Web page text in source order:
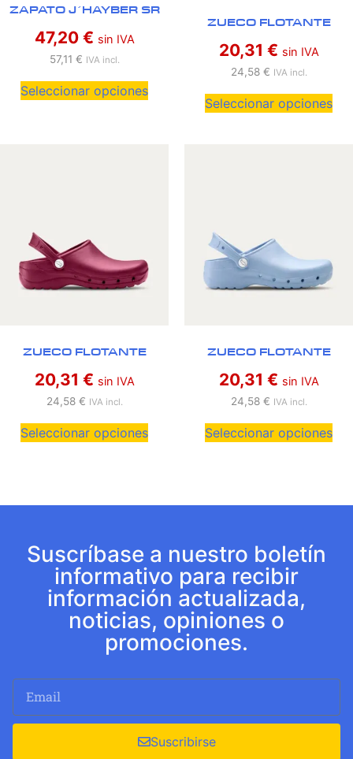
ZAPATO J´HAYBER SR
47,20 € sin IVA
57,11 € IVA incl.
Seleccionar opciones
ZUECO FLOTANTE
20,31 € sin IVA
24,58 € IVA incl.
Seleccionar opciones
ZUECO FLOTANTE
20,31 € sin IVA
24,58 € IVA incl.
Seleccionar opciones
ZUECO FLOTANTE
20,31 € sin IVA
24,58 € IVA incl.
Seleccionar opciones
Suscríbase a nuestro boletín
informativo para recibir
información actualizada,
noticias, opiniones o
promociones.
Suscribirse